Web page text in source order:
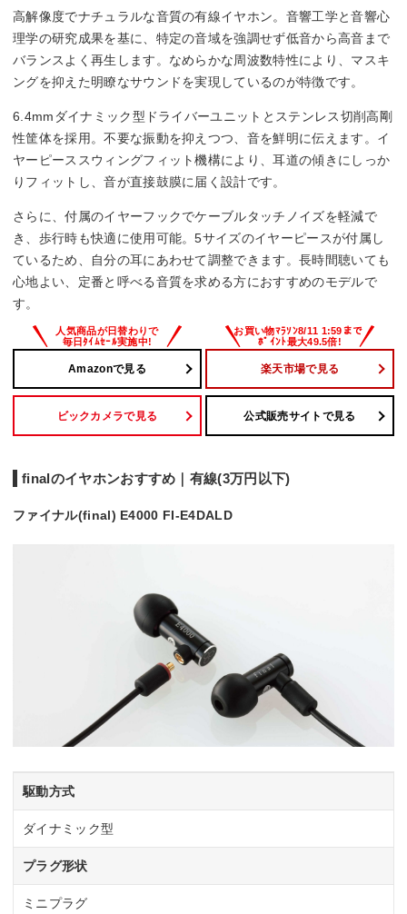
1.2 m
ハイレゾ
○
リケーブル
–
高解像度でナチュラルな音質の有線イヤホン。音響工学と音響心
理学の研究成果を基に、特定の音域を強調せず低音から高音まで
バランスよく再生します。なめらかな周波数特性により、マスキ
ングを抑えた明瞭なサウンドを実現しているのが特徴です。
6.4mmダイナミック型ドライバーユニットとステンレス切削高剛
性筐体を採用。不要な振動を抑えつつ、音を鮮明に伝えます。イ
ヤーピーススウィングフィット機構により、耳道の傾きにしっか
りフィットし、音が直接鼓膜に届く設計です。
さらに、付属のイヤーフックでケーブルタッチノイズを軽減で
き、歩行時も快適に使用可能。5サイズのイヤーピースが付属し
ているため、自分の耳にあわせて調整できます。長時間聴いても
心地よい、定番と呼べる音質を求める方におすすめのモデルで
す。
Amazonで見る 楽天市場で見る
ビックカメラで見る 公式販売サイトで見る
finalのイヤホンおすすめ｜有線(3万円以下)
ファイナル(final) E4000 FI-E4DALD
駆動方式
ダイナミック型
プラグ形状
ミニプラグ